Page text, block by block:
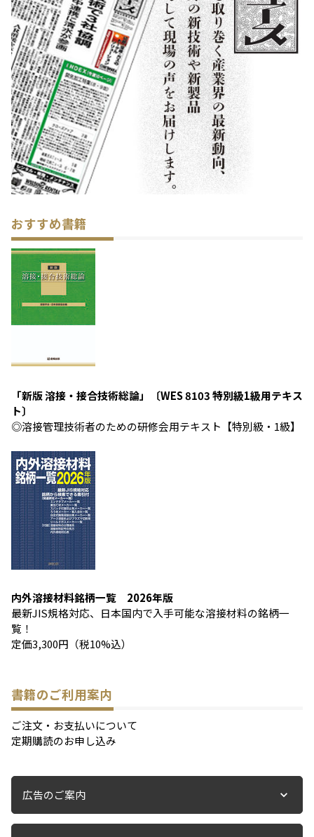
おすすめ書籍
「新版 溶接・接合技術総論」〔WES 8103 特別級1級用テキス
ト〕
◎溶接管理技術者のための研修会用テキスト【特別級・1級】
内外溶接材料銘柄一覧 2026年版
最新JIS規格対応、日本国内で入手可能な溶接材料の銘柄一
覧！
定価3,300円（税10%込）
書籍のご利用案内
ご注文・お支払いについて
定期購読のお申し込み
広告のご案内